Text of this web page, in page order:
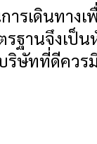
ารเดินทาง
รฐานจึงเป็
ริษัทที่ดีควร